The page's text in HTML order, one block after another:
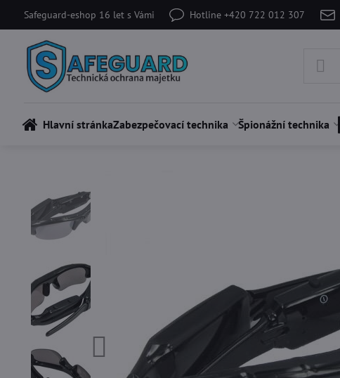
Safeguard-eshop 16 let s Vámi Hotline +420 722 012 307
Hlavní stránkaZabezpečovací technika Špionážní technika